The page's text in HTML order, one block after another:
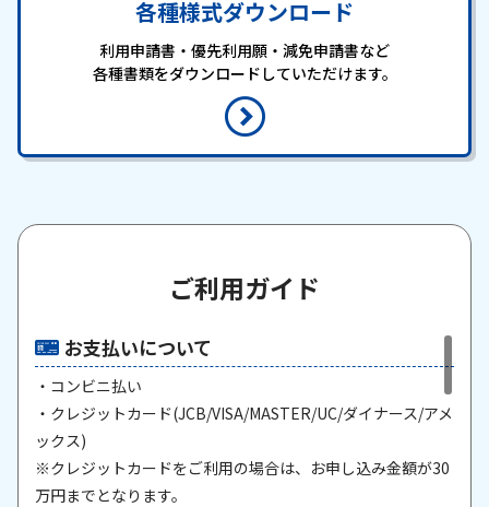
各種様式ダウンロード
利用申請書・優先利用願・減免申請書など
各種書類をダウンロードしていただけます。
ご利用ガイド
お支払いについて
・コンビニ払い
・クレジットカード(JCB/VISA/MASTER/UC/ダイナース/アメ
ックス)
※クレジットカードをご利用の場合は、お申し込み金額が30
万円までとなります。